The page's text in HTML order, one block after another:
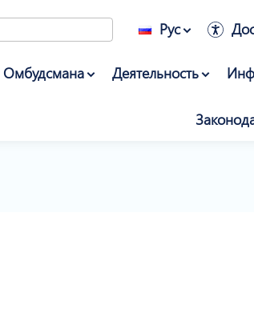
Рус
Омбудсмана Деятельность